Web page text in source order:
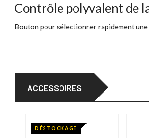
Contrôle polyvalent de
Bouton pour sélectionner rapidement
ACCESSOIRES
DÉSTOCKAGE